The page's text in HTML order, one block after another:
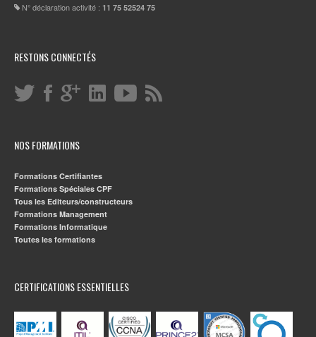
N° déclaration activité : 11 75 52524 75
RESTONS CONNECTÉS
NOS FORMATIONS
Formations Certifiantes
Formations Spéciales CPF
Tous les Editeurs/constructeurs
Formations Management
Formations Informatique
Toutes les formations
CERTIFICATIONS ESSENTIELLES